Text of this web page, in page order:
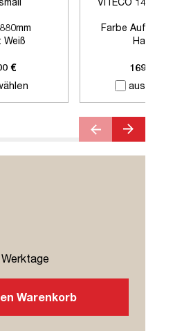
880mm
Weiß
€
Farbe
Harbor
Länge:
169,00 €
Warenkorb